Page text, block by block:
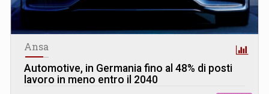
Ansa
Automotive, in Germania fino al 48% di posti
lavoro in meno entro il 2040